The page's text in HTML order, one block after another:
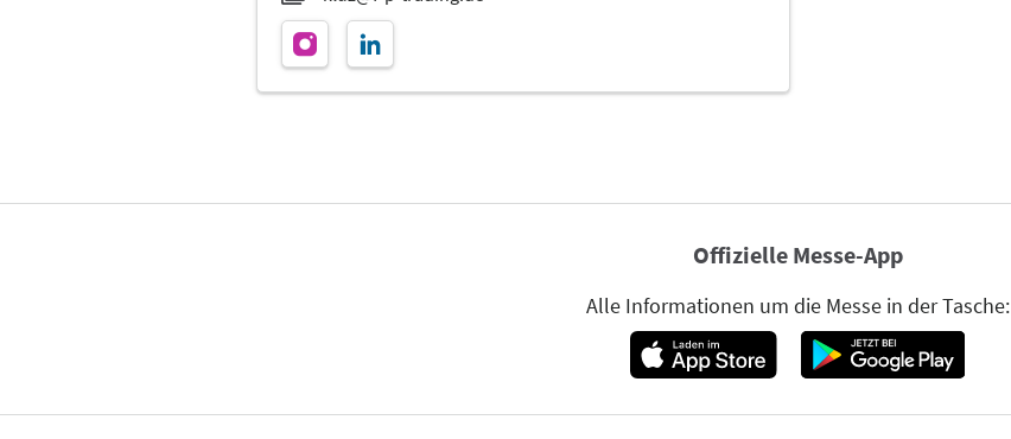
Offizielle Messe-App
Alle Informationen um die Messe in der Tasche: